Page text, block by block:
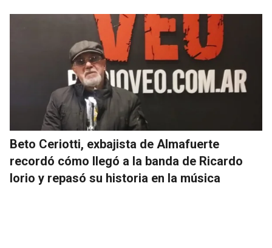
Beto Ceriotti, exbajista de Almafuerte
recordó cómo llegó a la banda de Ricardo
Iorio y repasó su historia en la música